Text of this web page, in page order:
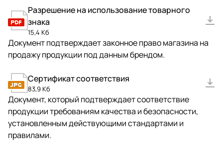
Разрешение на использование товарного
знака
15,4 Кб
Документ подтверждает законное право магазина на
продажу продукции под данным брендом.
Сертификат соответствия
83,9 Кб
Документ, который подтверждает соответствие
продукции требованиям качества и безопасности,
установленным действующими стандартами и
правилами.